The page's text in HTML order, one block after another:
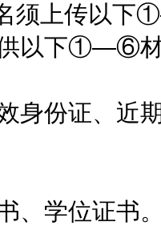
上传以下
以下①—⑥
份证、近期
学位证书。